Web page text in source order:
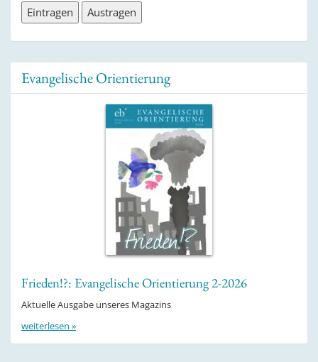
Evangelische Orientierung
Frieden!?: Evangelische Orientierung 2-2026
Aktuelle Ausgabe unseres Magazins
weiterlesen »